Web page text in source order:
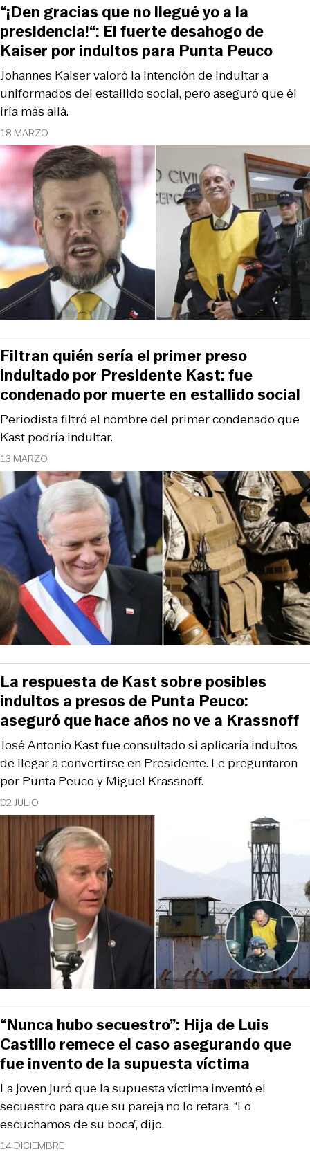
18 MARZO
Johannes Kaiser valoró la intención de indultar a
uniformados del estallido social, pero aseguró que él
iría más allá.
“¡Den gracias que no llegué yo a la
presidencia!“: El fuerte desahogo de
Kaiser por indultos para Punta Peuco
13 MARZO
Periodista filtró el nombre del primer condenado que
Kast podría indultar.
Filtran quién sería el primer preso
indultado por Presidente Kast: fue
condenado por muerte en estallido social
02 JULIO
José Antonio Kast fue consultado si aplicaría indultos
de llegar a convertirse en Presidente. Le preguntaron
por Punta Peuco y Miguel Krassnoff.
La respuesta de Kast sobre posibles
indultos a presos de Punta Peuco:
aseguró que hace años no ve a Krassnoff
14 DICIEMBRE
La joven juró que la supuesta víctima inventó el
secuestro para que su pareja no lo retara. “Lo
escuchamos de su boca”, dijo.
“Nunca hubo secuestro”: Hija de Luis
Castillo remece el caso asegurando que
fue invento de la supuesta víctima